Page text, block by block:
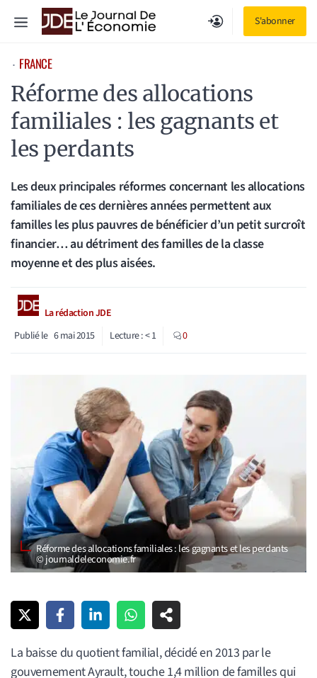
S'abonner
Menu
⋅ FRANCE
Réforme des allocations
familiales : les gagnants et
les perdants
Les deux principales réformes concernant les allocations
familiales de ces dernières années permettent aux
familles les plus pauvres de bénéficier d’un petit surcroît
financier… au détriment des familles de la classe
moyenne et des plus aisées.
La rédaction JDE
Publié le 6 mai 2015 Lecture :< 1 0
Réforme des allocations familiales : les gagnants et les perdants
© journaldeleconomie.fr
La baisse du quotient familial, décidé en 2013 par le
gouvernement Ayrault, touche 1,4 million de familles qui